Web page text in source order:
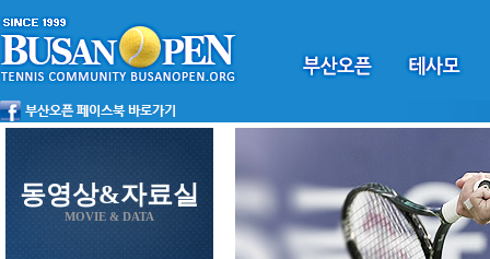
동영상&자료실
MOVIE & DATA